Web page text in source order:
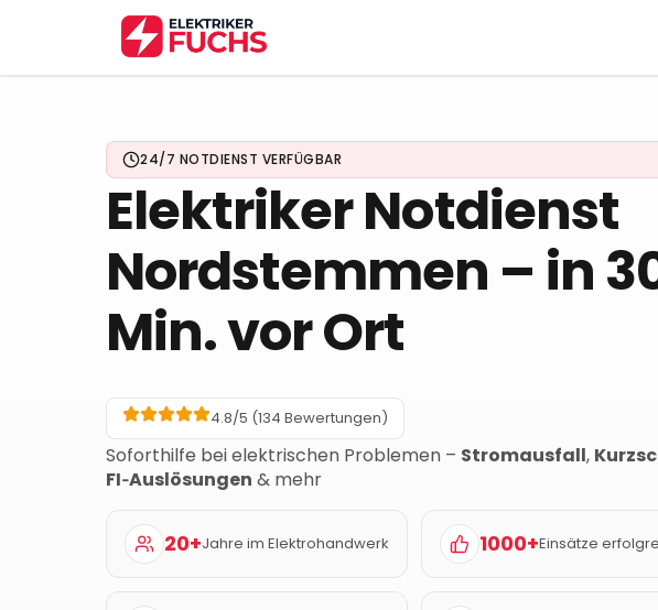
24/7 NOTDIENST VERFÜGBAR
Elektriker Notdienst
Nordstemmen – in
Min. vor Ort
4.8/5 (134 Bewertungen)
Soforthilfe bei elektrischen Problemen – Stromausfall,
FI‑Auslösungen & mehr
20+Jahre im Elektrohandwerk 1000+Einsätze